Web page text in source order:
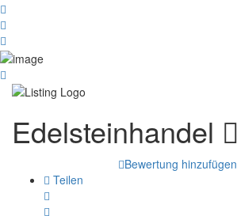
Edelsteinhandel
Bewertung hinzufügen
Teilen